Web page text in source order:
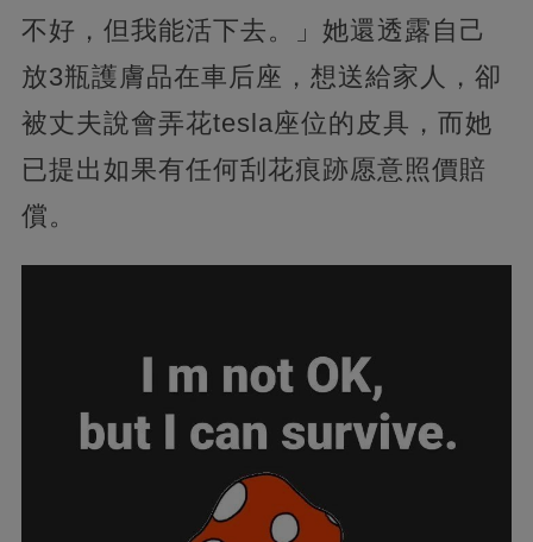
不好，但我能活下去。」她還透露自己
放3瓶護膚品在車后座，想送給家人，卻
被丈夫說會弄花tesla座位的皮具，而她
已提出如果有任何刮花痕跡愿意照價賠
償。